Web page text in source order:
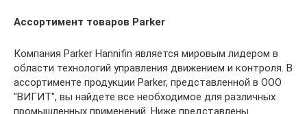
Ассортимент товаров Parker
Компания Parker Hannifin является мировым лидером в
области технологий управления движением и контроля. В
ассортименте продукции Parker, представленной в ООО
"ВИГИТ", вы найдете все необходимое для различных
промышленных применений. Ниже представлены